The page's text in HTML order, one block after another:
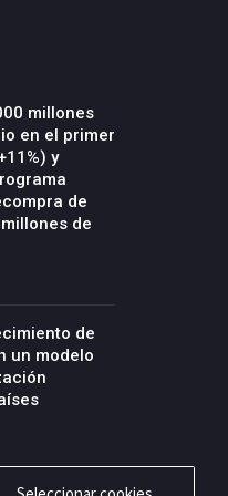
millones
en el primer
y
de
de
de
un modelo